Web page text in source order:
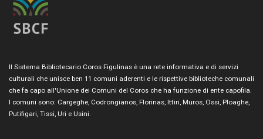
Il Sistema Bibliotecario Coros Figulinas è una rete informativa e di servizi
culturali che unisce ben 11 comuni aderenti e le rispettive biblioteche comunali
che fa capo all'Unione dei Comuni del Coros che ha funzione di ente capofila.
I comuni sono: Cargeghe, Codrongianos, Florinas, Ittiri, Muros, Ossi, Ploaghe,
Putifigari, Tissi, Uri e Usini.